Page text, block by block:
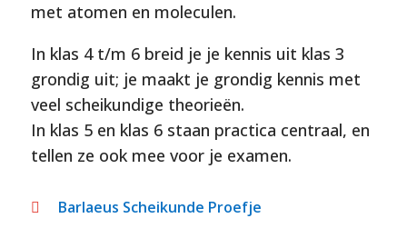
met atomen en moleculen.
In klas 4 t/m 6 breid je je kennis uit klas 3
grondig uit; je maakt je grondig kennis met
veel scheikundige theorieën.
In klas 5 en klas 6 staan practica centraal, en
tellen ze ook mee voor je examen.
 Barlaeus Scheikunde Proefje